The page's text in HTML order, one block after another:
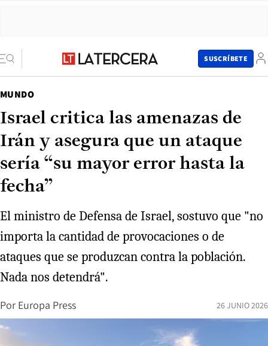
SUSCRÍBETE
MUNDO
Israel critica las amenazas de
Irán y asegura que un ataque
sería “su mayor error hasta la
fecha”
El ministro de Defensa de Israel, sostuvo que "no
importa la cantidad de provocaciones o de
ataques que se produzcan contra la población.
Nada nos detendrá".
Por Europa Press 26 JUNIO 2026